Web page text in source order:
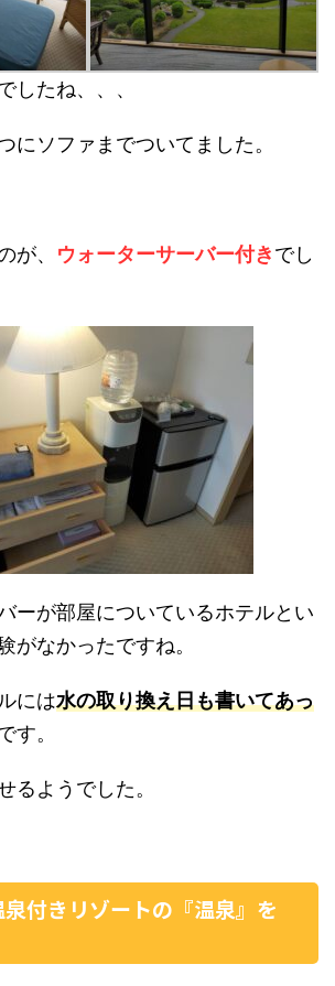
したね、、、
にソファまでついてました。
が、 ウォーターサーバー付きでし
ーが部屋についているホテルとい
がなかったですね。
には水の取り換え日も書いてあっ
す。
るようでした。
付きリゾートの『温泉』を